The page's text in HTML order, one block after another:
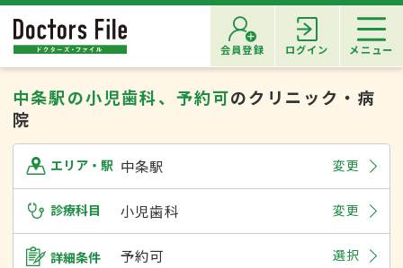
会員登録 ログイン メニュー
中条駅の小児歯科、予約可のクリニック・病
院
エリア・駅 中条駅 変更
診療科目 小児歯科 変更
詳細条件 予約可 選択